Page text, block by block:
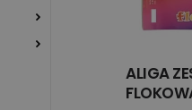
ALIGA